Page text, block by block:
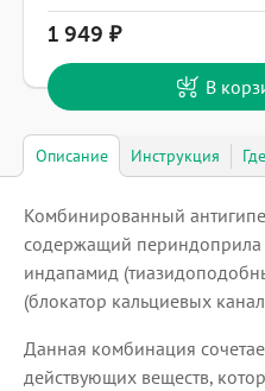
1 949
В
Описание Инструкция
Комбинированный
содержащий
индапамид
(блокатор кальциевых
Данная комбинация
действующих веществ,